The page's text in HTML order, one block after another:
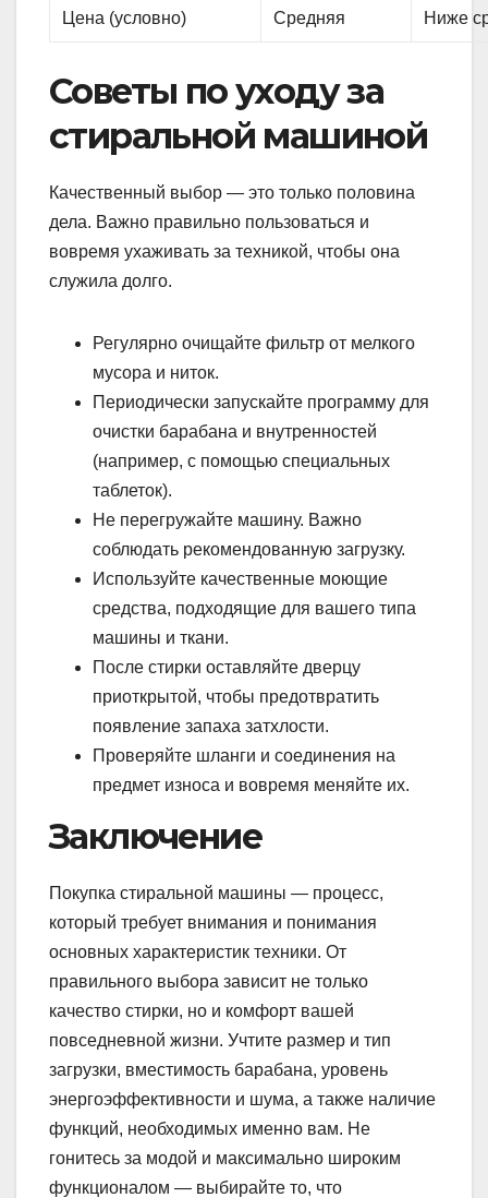
Цена (условно) Средняя Ниже
Советы по уходу за
стиральной машиной
Качественный выбор — это только половина
дела. Важно правильно пользоваться и
вовремя ухаживать за техникой, чтобы она
служила долго.
Регулярно очищайте фильтр от мелкого
мусора и ниток.
Периодически запускайте программу для
очистки барабана и внутренностей
(например, с помощью специальных
таблеток).
Не перегружайте машину. Важно
соблюдать рекомендованную загрузку.
Используйте качественные моющие
средства, подходящие для вашего типа
машины и ткани.
После стирки оставляйте дверцу
приоткрытой, чтобы предотвратить
появление запаха затхлости.
Проверяйте шланги и соединения на
предмет износа и вовремя меняйте их.
Заключение
Покупка стиральной машины — процесс,
который требует внимания и понимания
основных характеристик техники. От
правильного выбора зависит не только
качество стирки, но и комфорт вашей
повседневной жизни. Учтите размер и тип
загрузки, вместимость барабана, уровень
энергоэффективности и шума, а также наличие
функций, необходимых именно вам. Не
гонитесь за модой и максимально широким
функционалом — выбирайте то, что